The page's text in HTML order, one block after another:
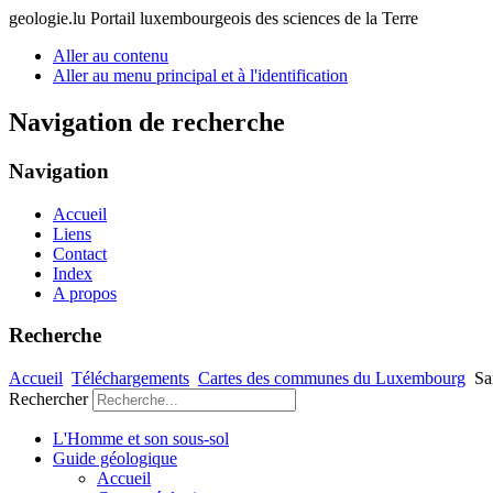
geologie.lu Portail luxembourgeois des sciences de la Terre
Aller au contenu
Aller au menu principal et à l'identification
Navigation de recherche
Navigation
Accueil
Liens
Contact
Index
A propos
Recherche
Accueil Téléchargements Cartes des communes du Luxembourg
Rechercher
L'Homme et son sous-sol
Guide géologique
Accueil